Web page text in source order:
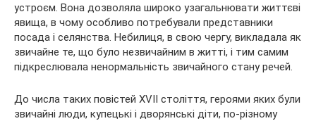
устроєм. Вона дозволяла широко узагальнювати життєві
явища, в чому особливо потребували представники
посада і селянства. Небилиця, в свою чергу, викладала як
звичайне те, що було незвичайним в житті, і тим самим
підкреслювала ненормальність звичайного стану речей.
До числа таких повістей XVII століття, героями яких були
звичайні люди, купецькі і дворянські діти, по-різному